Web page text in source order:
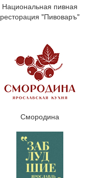
Национальная пивная
ресторация "Пивоваръ"
Смородина